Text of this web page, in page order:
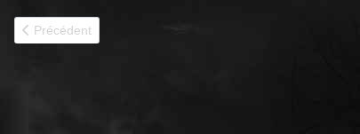
Article précédent : 37e BCC 1939
Précédent